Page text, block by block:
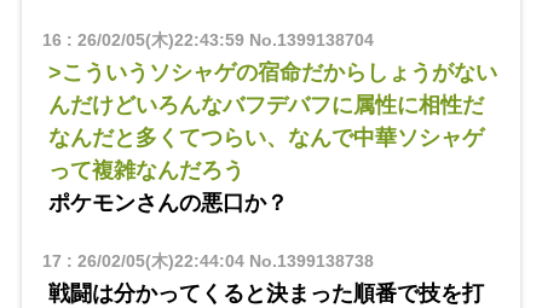
16 : 26/02/05(木)22:43:59No.1399138704
>こういうソシャゲの宿命だからしょうがない
んだけどいろんなバフデバフに属性に相性だ
なんだと多くてつらい、なんで中華ソシャゲ
って複雑なんだろう
ポケモンさんの悪口か？
17 : 26/02/05(木)22:44:04No.1399138738
戦闘は分かってくると決まった順番で技を打